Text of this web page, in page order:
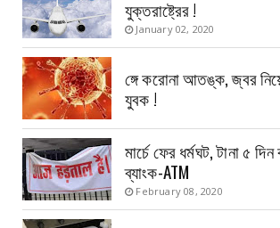
যুক্তরাষ্ট্রের !
January 02, 2020
ঙ্গে করোনা আতঙ্ক, জ্বর
যুবক !
মার্চে ফের ধর্মঘট, টানা ৫
ব্যাংক-ATM
February 08, 2020